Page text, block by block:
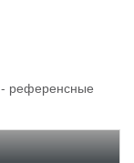
- референсные